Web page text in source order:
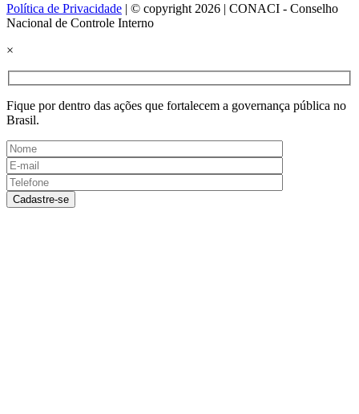
Política de Privacidade | © copyright 2026 | CONACI - Conselho
Nacional de Controle Interno
×
Fique por dentro das ações que fortalecem a governança pública no
Brasil.